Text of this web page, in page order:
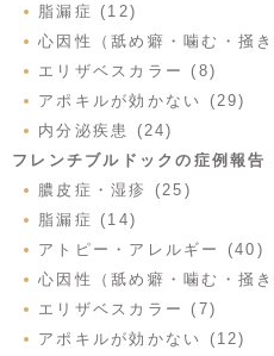
脂漏症 (12)
心因性（舐め癖・噛む・掻
エリザベスカラー (8)
アポキルが効かない (29)
内分泌疾患 (24)
フレンチブルドックの症例報
膿皮症・湿疹 (25)
脂漏症 (14)
アトピー・アレルギー (40)
心因性（舐め癖・噛む・掻
エリザベスカラー (7)
アポキルが効かない (12)